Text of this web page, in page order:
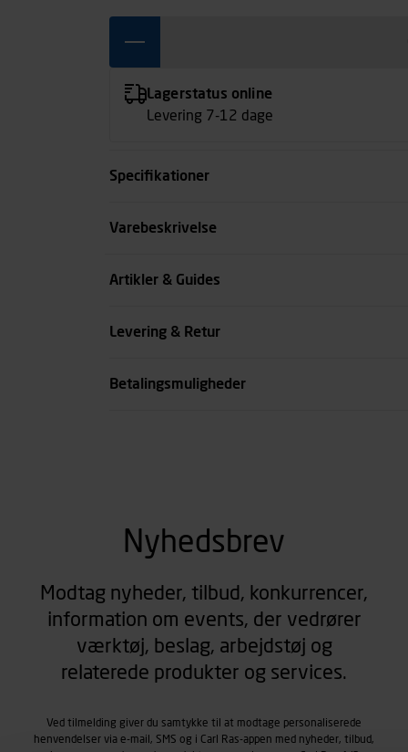
Lagerstatus online
Levering 7-12 dage
Specifikationer
Størrelse
Varebeskrivelse
Artikler & Guides
Levering & Retur
Betalingsmuligheder
Nyhedsbrev
Modtag nyheder, tilbud, konkurrencer,
information om events, der vedrører
værktøj, beslag, arbejdstøj og
relaterede produkter og services.
Ved tilmelding giver du samtykke til at modtage personaliserede
henvendelser via e-mail, SMS og i Carl Ras-appen med nyheder, tilbud,